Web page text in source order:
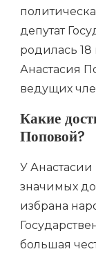
депутат
родилась
Анастасия
ведущих
Какие
Поповой?
У Анастасии
значимых
избрана
большая